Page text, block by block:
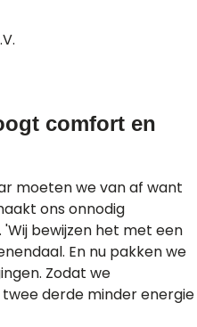
comfort en
moeten we van af want
ons onnodig
bewijzen het met een
En nu pakken we
Zodat we
twee derde minder energie